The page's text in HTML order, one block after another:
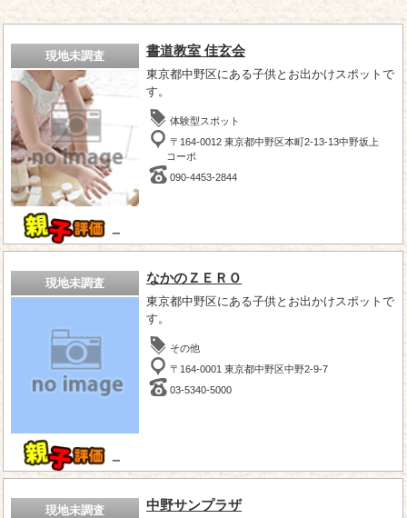
現地未調査
－
書道教室 佳玄会
東京都中野区にある子供とお出かけスポットで
す。
体験型スポット
〒164-0012 東京都中野区本町2-13-13中野坂上
コーポ
090-4453-2844
現地未調査
－
なかのＺＥＲＯ
東京都中野区にある子供とお出かけスポットで
す。
その他
〒164-0001 東京都中野区中野2-9-7
03-5340-5000
現地未調査 中野サンプラザ